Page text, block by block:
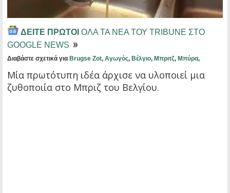
ΔΕΙΤΕ ΠΡΩΤΟΙ ΟΛΑ ΤΑ ΝΕΑ ΤΟΥ TRIBUNE ΣΤΟ
GOOGLE NEWS
Διαβάστε σχετικά για Brugse Zot, Αγωγός, Βέλγιο, Μπριτζ, Μπύρα,
Μία πρωτότυπη ιδέα άρχισε να υλοποιεί μια
ζυθοποιία στο Μπριζ του Βελγίου.